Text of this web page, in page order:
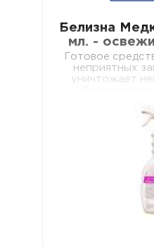
Белизна
мл. -
Готовое
неприятных
уничтожает
разного
дошкольных